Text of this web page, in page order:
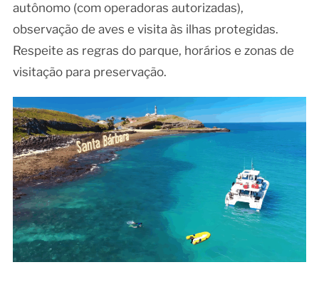
autônomo (com operadoras autorizadas),
observação de aves e visita às ilhas protegidas.
Respeite as regras do parque, horários e zonas de
visitação para preservação.